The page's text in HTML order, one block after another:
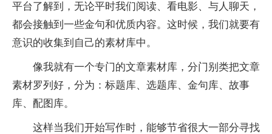
平台了解到，无论平时我们阅读、看电影、与人聊天，
都会接触到一些金句和优质内容。这时候，我们就要有
意识的收集到自己的素材库中。
像我就有一个专门的文章素材库，分门别类把文章
素材罗列好，分为：标题库、选题库、金句库、故事
库、配图库。
这样当我们开始写作时，能够节省很大一部分寻找